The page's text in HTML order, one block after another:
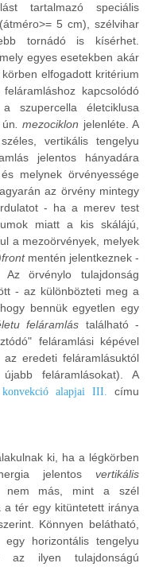
tartalmazó speciális
5 cm), szélvihar
tornádó is kísérhet.
egyes esetekben akár
elfogadott kritérium
kapcsolódó
szupercella életciklusa
. mezociklon jelenléte. A
vertikális tengelyu
jelentos hányadára
melynek örvényessége
az örvény mintegy
- ha a merev test
miatt a kis skálájú,
a mezoörvények, melyek
mentén jelentkeznek -
Az örvénylo tulajdonság
- az különbözteti meg a
bennük egyetlen egy
feláramlás található -
feláramlási képével
eredeti feláramlásuktól
feláramlásokat). A
alapjai III.
címu
ki, ha a légkörben
jelentos vertikális
nem más, mint a szél
a tér egy kitüntetett iránya
Könnyen belátható,
horizontális tengelyu
az ilyen tulajdonságú